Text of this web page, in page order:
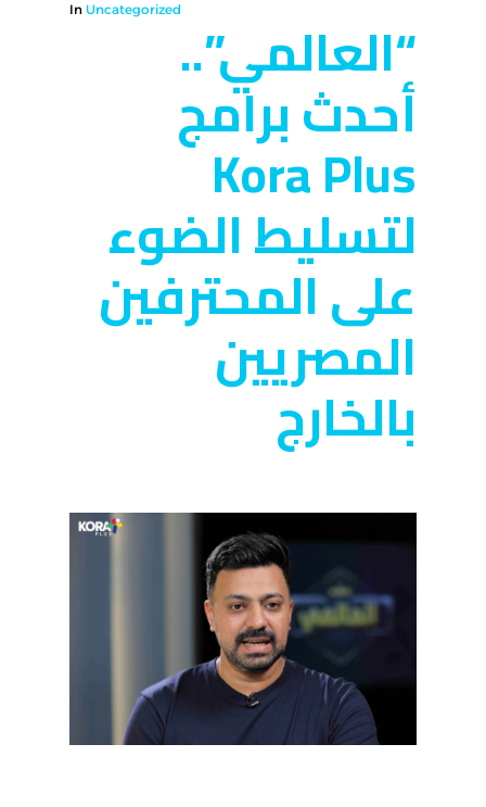
In Uncategorized“العالمي”..
أحدث برامج
Kora Plus
لتسليط الضوء
على المحترفين
المصريين
بالخارج